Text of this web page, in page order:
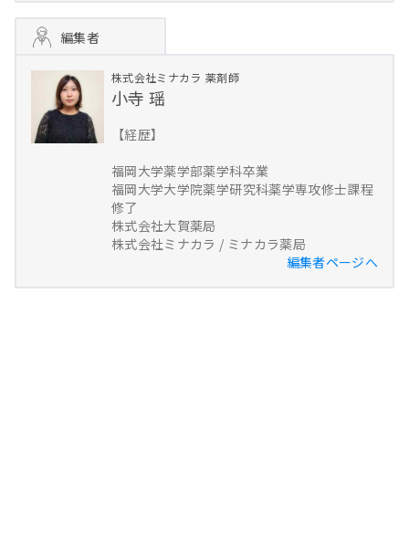
編集者
株式会社ミナカラ 薬剤師
小寺 瑶
【経歴】
福岡大学薬学部薬学科卒業
福岡大学大学院薬学研究科薬学専攻修士課程
修了
株式会社大賀薬局
株式会社ミナカラ / ミナカラ薬局
編集者ページへ